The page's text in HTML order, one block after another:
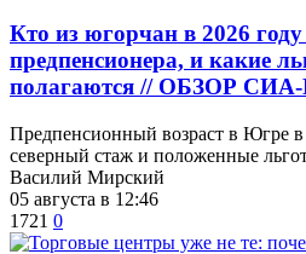
Кто из югорчан в 2026 году
предпенсионера, и какие
полагаются // ОБЗОР
Предпенсионный возраст в Югре
северный стаж и положенные
Василий Мирский
05 августа в 12:46
1721 0